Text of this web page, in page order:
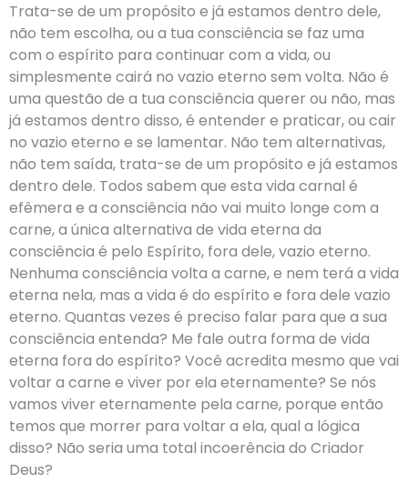
Trata-se de um propósito e já estamos dentro dele,
não tem escolha, ou a tua consciência se faz uma
com o espírito para continuar com a vida, ou
simplesmente cairá no vazio eterno sem volta. Não é
uma questão de a tua consciência querer ou não, mas
já estamos dentro disso, é entender e praticar, ou cair
no vazio eterno e se lamentar. Não tem alternativas,
não tem saída, trata-se de um propósito e já estamos
dentro dele. Todos sabem que esta vida carnal é
efêmera e a consciência não vai muito longe com a
carne, a única alternativa de vida eterna da
consciência é pelo Espírito, fora dele, vazio eterno.
Nenhuma consciência volta a carne, e nem terá a vida
eterna nela, mas a vida é do espírito e fora dele vazio
eterno. Quantas vezes é preciso falar para que a sua
consciência entenda? Me fale outra forma de vida
eterna fora do espírito? Você acredita mesmo que vai
voltar a carne e viver por ela eternamente? Se nós
vamos viver eternamente pela carne, porque então
temos que morrer para voltar a ela, qual a lógica
disso? Não seria uma total incoerência do Criador
Deus?